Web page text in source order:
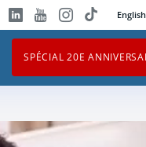
English
SPÉCIAL 20E